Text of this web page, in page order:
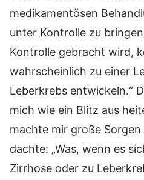
medikamentösen
unter Kontrolle zu
Kontrolle gebracht wird,
wahrscheinlich zu einer
Leberkrebs entwickeln.“
mich wie ein Blitz aus
machte mir große
dachte: „Was, wenn es
Zirrhose oder zu